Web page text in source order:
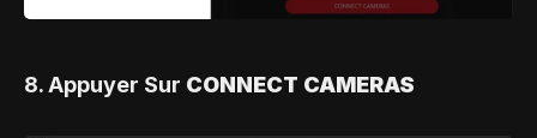
8. Appuyer Sur CONNECT CAMERAS